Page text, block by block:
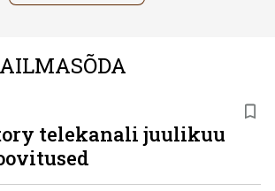
telekanali juulikuu